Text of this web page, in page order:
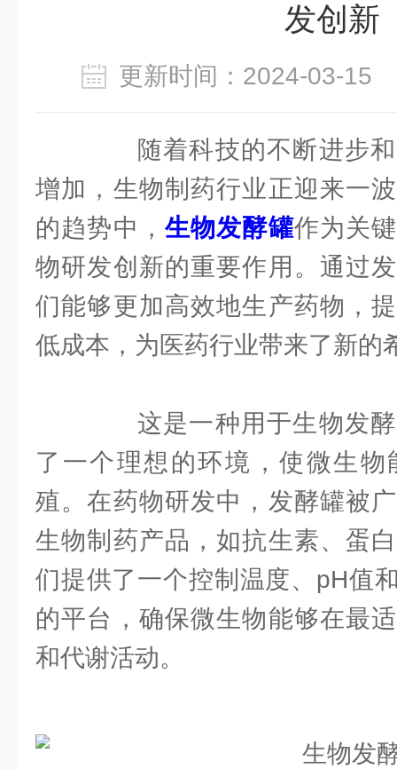
发创新
更新时间：2024-03-
随着科技的不断进步和
增加，生物制药行业正迎来一
的趋势中，生物发酵罐作为关
物研发创新的重要作用。通过
们能够更加高效地生产药物，
低成本，为医药行业带来了新的
这是一种用于生物发酵
了一个理想的环境，使微生
殖。在药物研发中，发酵罐被
生物制药产品，如抗生素、蛋
们提供了一个控制温度、pH值
的平台，确保微生物能够在最
和代谢活动。